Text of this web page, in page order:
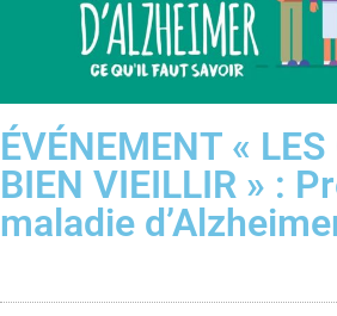
ÉVÉNEMENT « LES
BIEN VIEILLIR » :
maladie